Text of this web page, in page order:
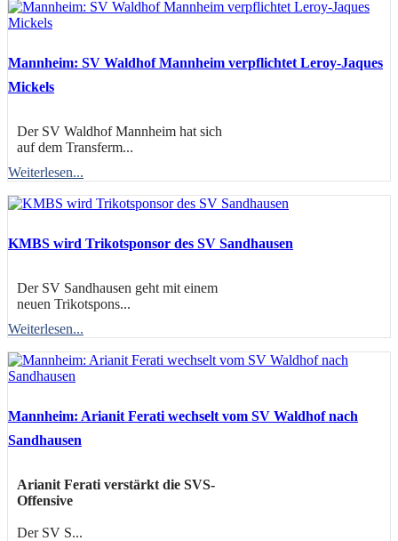
Mannheim: SV Waldhof Mannheim verpflichtet Leroy-Jaques
Mickels
Der SV Waldhof Mannheim hat sich
auf dem Transferm...
Weiterlesen...
KMBS wird Trikotsponsor des SV Sandhausen
Der SV Sandhausen geht mit einem
neuen Trikotspons...
Weiterlesen...
Mannheim: Arianit Ferati wechselt vom SV Waldhof nach
Sandhausen
Arianit Ferati verstärkt die SVS-
Offensive
Der SV S...